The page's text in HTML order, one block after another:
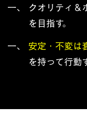
一、 クオリティ＆
を目指す。
一、 安定・不変は
を持って行動